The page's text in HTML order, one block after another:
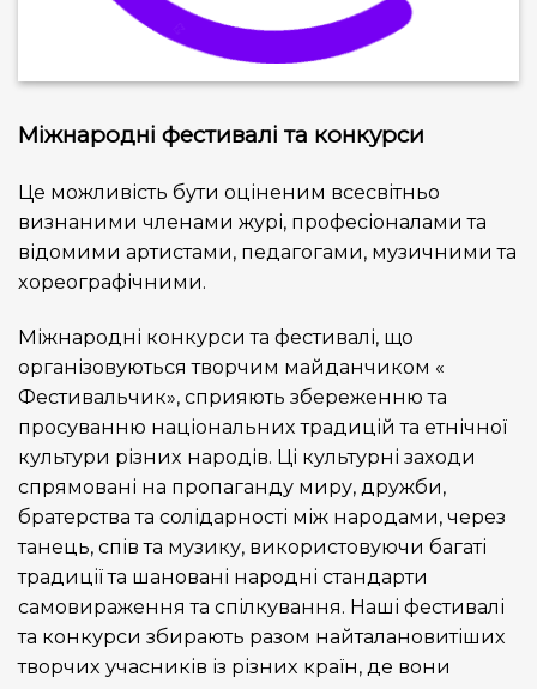
Міжнародні фестивалі та конкурси
Це можливість бути оціненим всесвітньо
визнаними членами журі, професіоналами та
відомими артистами, педагогами, музичними та
хореографічними.
Міжнародні конкурси та фестивалі, що
організовуються творчим майданчиком «
Фестивальчик», сприяють збереженню та
просуванню національних традицій та етнічної
культури різних народів. Ці культурні заходи
спрямовані на пропаганду миру, дружби,
братерства та солідарності між народами, через
танець, спів та музику, використовуючи багаті
традиції та шановані народні стандарти
самовираження та спілкування. Наші фестивалі
та конкурси збирають разом найталановитіших
творчих учасників із різних країн, де вони